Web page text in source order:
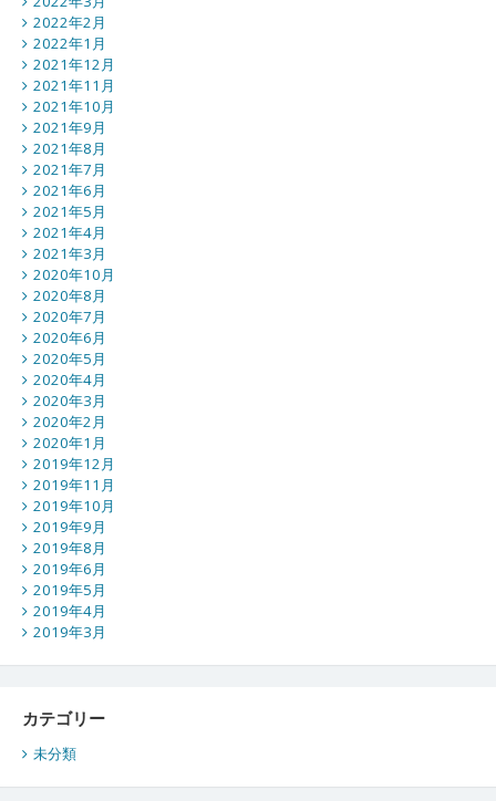
2022年2月
2022年1月
2021年12月
2021年11月
2021年10月
2021年9月
2021年8月
2021年7月
2021年6月
2021年5月
2021年4月
2021年3月
2020年10月
2020年8月
2020年7月
2020年6月
2020年5月
2020年4月
2020年3月
2020年2月
2020年1月
2019年12月
2019年11月
2019年10月
2019年9月
2019年8月
2019年6月
2019年5月
2019年4月
2019年3月
カテゴリー
未分類